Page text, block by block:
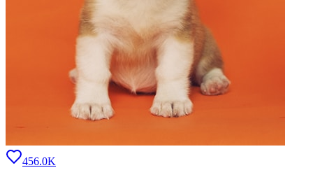
456.0K